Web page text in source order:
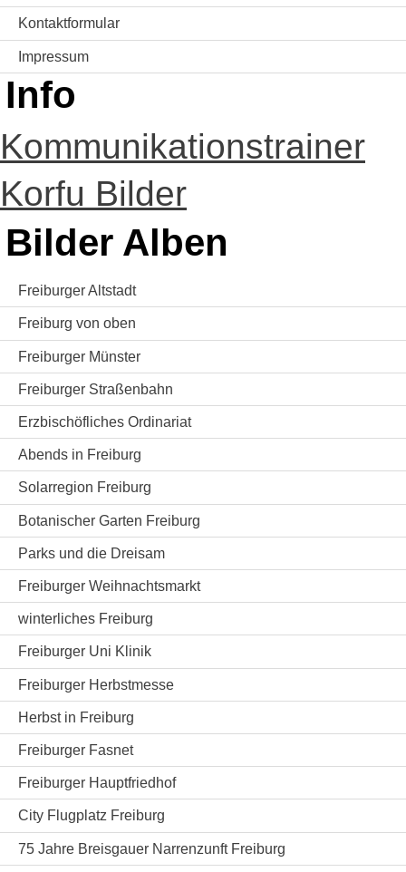
Kontaktformular
Impressum
Info
Kommunikationstrainer
Korfu Bilder
Bilder Alben
Freiburger Altstadt
Freiburg von oben
Freiburger Münster
Freiburger Straßenbahn
Erzbischöfliches Ordinariat
Abends in Freiburg
Solarregion Freiburg
Botanischer Garten Freiburg
Parks und die Dreisam
Freiburger Weihnachtsmarkt
winterliches Freiburg
Freiburger Uni Klinik
Freiburger Herbstmesse
Herbst in Freiburg
Freiburger Fasnet
Freiburger Hauptfriedhof
City Flugplatz Freiburg
75 Jahre Breisgauer Narrenzunft Freiburg